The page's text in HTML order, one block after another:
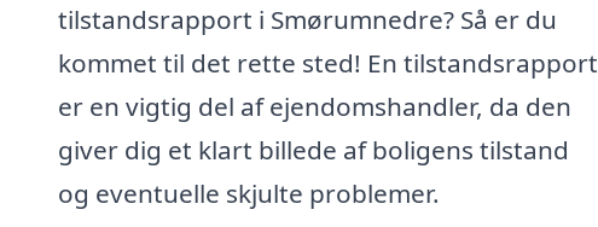
tilstandsrapport i Smørumnedre? Så er du
kommet til det rette sted! En tilstandsrapport
er en vigtig del af ejendomshandler, da den
giver dig et klart billede af boligens tilstand
og eventuelle skjulte problemer.